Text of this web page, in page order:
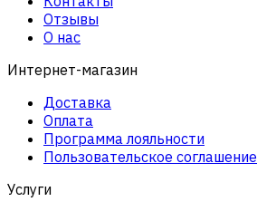
Отзывы
О нас
Интернет-магазин
Доставка
Оплата
Программа лояльности
Пользовательское соглашение
Услуги